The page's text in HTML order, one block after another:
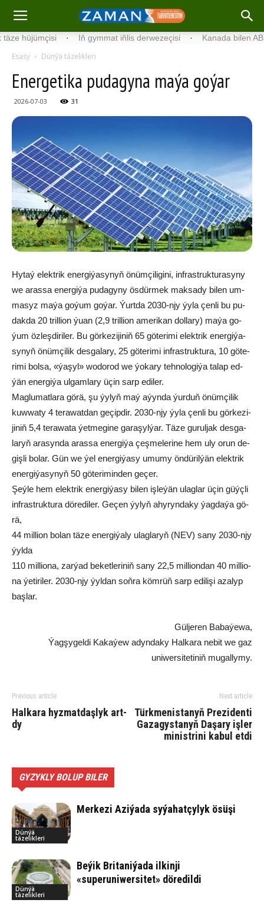
· Iň gymmat iňlis derwezeçisi · Ka­na­da bilen ABŞ-nyň
Esasy Dünýä täzelikleri
Ener­ge­ti­ka pu­da­gy­na ma­ýa go­ýar
2026-07-03 31
Hy­taý elekt­rik ener­gi­ýa­sy­nyň önüm­çi­li­gi­ni, inf­rast­ruk­tu­ra­sy­ny
we aras­sa ener­gi­ýa pu­da­gy­ny ös­dür­mek mak­sa­dy bi­len um­
ma­syz ma­ýa go­ýum go­ýar. Ýurt­da 2030-njy ýy­la çen­li bu pu­
dak­da 20 tril­li­on ýu­an (2,9 tril­li­on amerikan dol­lary) ma­ýa go­
ýum öz­leş­di­ri­ler. Bu gör­ke­zi­ji­niň 65 gö­te­ri­mi elekt­rik ener­gi­ýa­
sy­nyň önüm­çi­lik des­ga­la­ry, 25 gö­te­ri­mi inf­rast­ruk­tu­ra, 10 gö­te­
ri­mi bol­sa, «ýa­şyl» wo­do­rod we ýo­ka­ry teh­no­lo­gi­ýa ta­lap ed­
ýän ener­gi­ýa ul­gam­la­ry üçin sarp edi­ler.
Mag­lu­ma­tlara gö­rä, şu ýy­lyň maý aýyn­da ýur­duň önüm­çi­lik
kuw­wa­ty 4 te­ra­wat­dan ge­çip­dir. 2030-njy ýy­la çen­li bu gör­ke­zi­
ji­niň 5,4 te­ra­wa­ta ýe­t­me­gi­ne ga­ra­şyl­ýar. Tä­ze gu­rul­jak des­ga­
la­ryň ara­syn­da aras­sa ener­gi­ýa çeş­me­le­ri­ne hem uly orun de­
giş­li bo­lar. Gün we ýel ener­gi­ýa­sy umu­my ön­dü­ril­ýän elekt­rik
ener­gi­ýa­sy­nyň 50 gö­te­ri­min­den ge­çer.
Şeý­le hem elekt­rik ener­gi­ýa­sy bi­len iş­le­ýän ulag­lar üçin güýç­li
infrastruk­tu­ra dö­re­di­ler. Ge­çen ýy­lyň ahy­ryn­da­ky ýag­da­ýa gö­
rä,
44 mil­li­on bo­lan tä­ze ener­gi­ýa­ly ulag­la­ryň (NEV) sa­ny 2030-njy
ýyl­da
110 mil­lio­na, zar­ýad be­ket­le­ri­niň sa­ny 22,5 mil­li­on­dan 40 mil­lio­
na ýe­ti­ri­ler. 2030-njy ýyl­dan soň­ra köm­rüň sarp edi­li­şi aza­lyp
baş­lar.
Güljeren Babaýewa,
Ýagşygeldi Kakaýew adyndaky Halkara nebit we gaz
uniwersitetiniň mugallymy.
Previous article
Hal­ka­ra hyz­mat­daş­lyk art­
dy
Next article
Türkmenistanyň Prezidenti
Gazagystanyň Daşary işler
ministrini kabul etdi
GYZYKLY BOLUP BILER
Dünýä
täzelikleri
Merkezi Aziýada syýahatçylyk ösüşi
Dünýä
täzelikleri
Beýik Britaniýada ilkinji
«superuniwersitet» döredildi